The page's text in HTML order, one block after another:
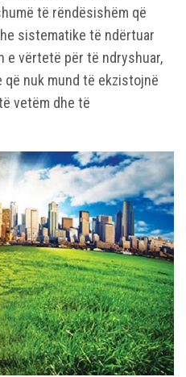
të rëndësishëm që
sistematike të ndërtuar
e vërtetë për të ndryshuar,
nuk mund të ekzistojnë
vetëm dhe të